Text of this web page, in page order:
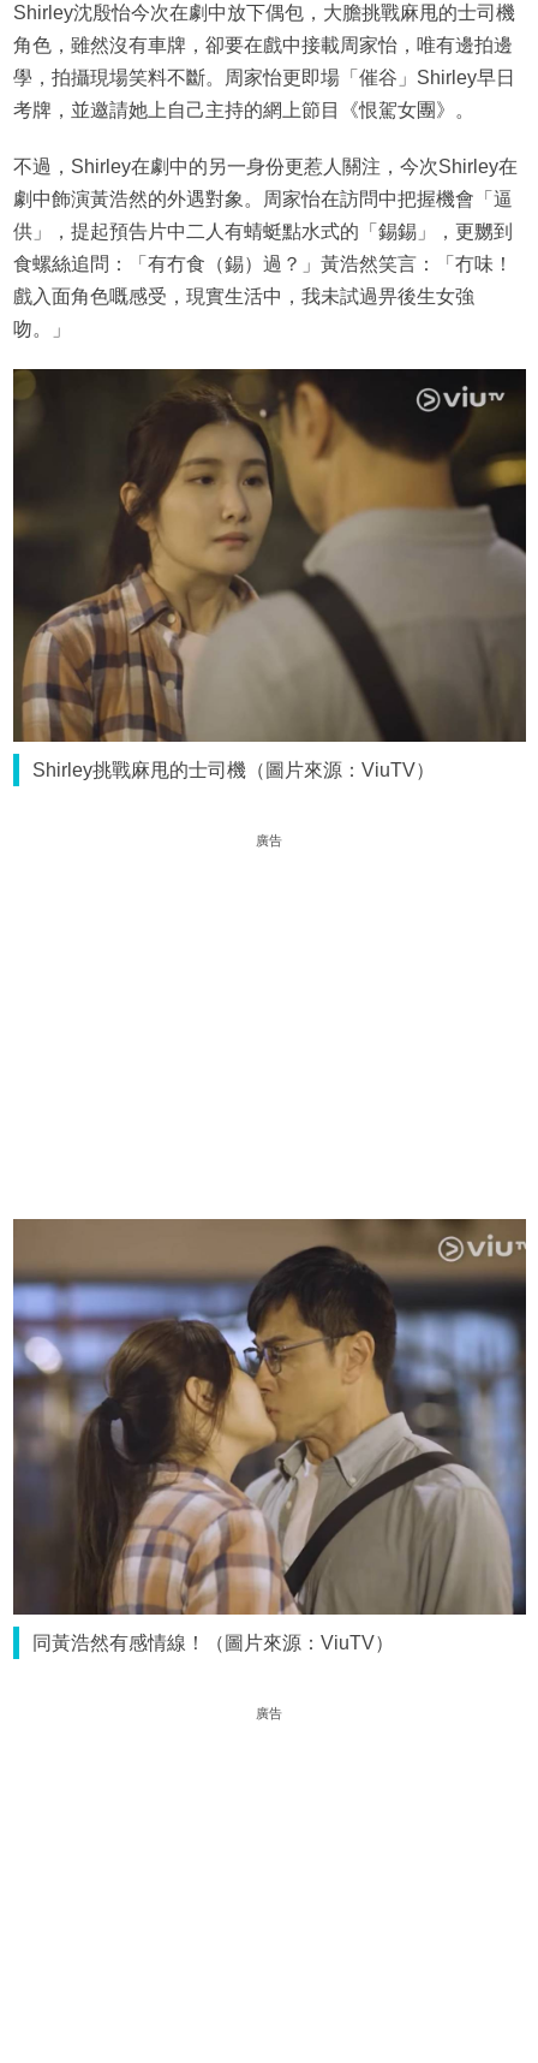
Shirley沈殷怡今次在劇中放下偶包，大膽挑戰麻甩的士司機
角色，雖然沒有車牌，卻要在戲中接載周家怡，唯有邊拍邊
學，拍攝現場笑料不斷。周家怡更即場「催谷」Shirley早日
考牌，並邀請她上自己主持的網上節目《恨駕女團》。
不過，Shirley在劇中的另一身份更惹人關注，今次Shirley在
劇中飾演黃浩然的外遇對象。周家怡在訪問中把握機會「逼
供」，提起預告片中二人有蜻蜓點水式的「錫錫」，更嬲到
食螺絲追問：「有冇食（錫）過？」黃浩然笑言：「冇味！
戲入面角色嘅感受，現實生活中，我未試過畀後生女強
吻。」
Shirley挑戰麻甩的士司機（圖片來源：ViuTV）
廣告
同黃浩然有感情線！（圖片來源：ViuTV）
廣告